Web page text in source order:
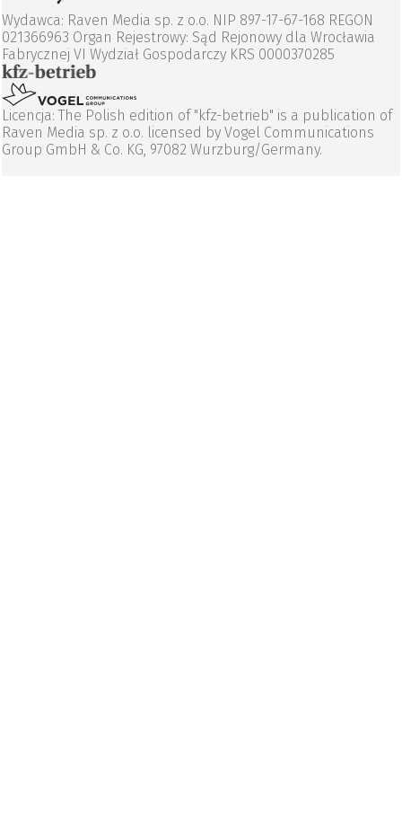
Wydawca: Raven Media sp. z o.o. NIP 897-17-67-168 REGON
021366963 Organ Rejestrowy: Sąd Rejonowy dla Wrocławia
Fabrycznej VI Wydział Gospodarczy KRS 0000370285
Licencja: The Polish edition of "kfz-betrieb" is a publication of
Raven Media sp. z o.o. licensed by Vogel Communications
Group GmbH & Co. KG, 97082 Wurzburg/Germany.